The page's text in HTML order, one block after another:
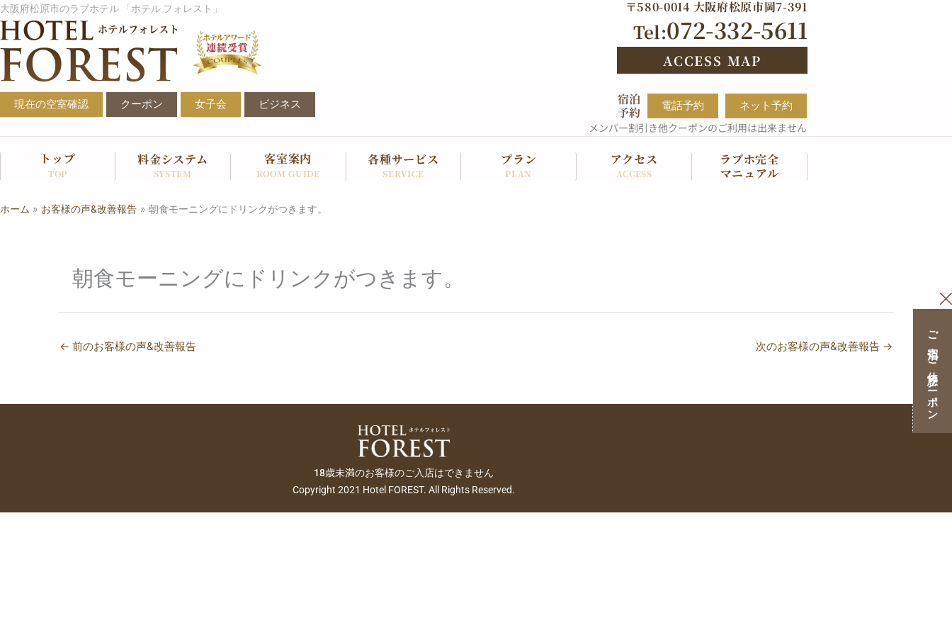
内
容
を
キ
ッ
大阪府松原市のラブホテル 「ホテル フォレスト」 〒580-0014 大阪府松原市岡7-391
Tel:072-332-5611
ACCESS MAP
現在の空室確認 クーポン 女子会 ビジネス
宿泊
予約
電話予約 ネット予約
メンバー割引き他クーポンのご利用は出来ません
トップ
TOP
料金システム
SYSTEM
客室案内
ROOM GUIDE
各種サービス
SERVICE
プラン
PLAN
アクセス
ACCESS
ラブホ完全
マニュアル
ホーム お客様の声&改善報告 朝食モーニングにドリンクがつきます。
朝食モーニングにドリンクがつきます。
← 前のお客様の声&改善報告 次のお客様の声&改善報告 →
18歳未満のお客様のご入店はできません
Copyright 2021 Hotel FOREST. All Rights Reserved.
ご宿泊・ご休憩クーポン